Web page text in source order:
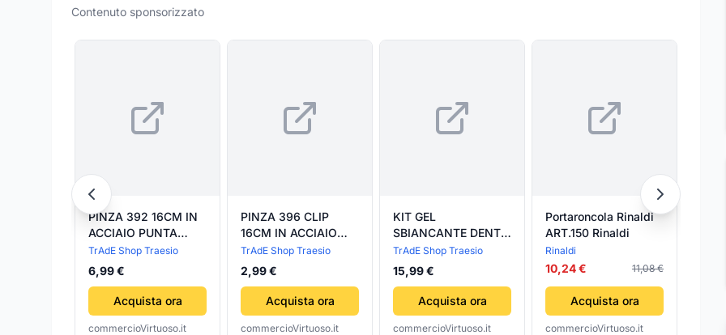
Contenuto sponsorizzato
PINZA 392 16CM IN
ACCIAIO PUNTA
CURVA STRUMENTO
DENTISTA
ODONTOIATRIA
ESTETISTA
TrAdE Shop Traesio
6,99 €
Acquista ora
commercioVirtuoso.it
PINZA 396 CLIP
16CM IN ACCIAIO
PUNTA STRUMENTO
DENTISTA
ODONTOIATRIA
ESTETISTA
TrAdE Shop Traesio
2,99 €
Acquista ora
commercioVirtuoso.it
KIT GEL
SBIANCANTE DENTI
LUCE LED
RIMOZIONE
MACCHIE CURA
ODONTOIATRICA
AVANZATA
TrAdE Shop Traesio
15,99 €
Acquista ora
commercioVirtuoso.it
Portaroncola Rinaldi
ART.150 Rinaldi
Rinaldi
10,24 € 11,08 €
Acquista ora
commercioVirtuoso.it